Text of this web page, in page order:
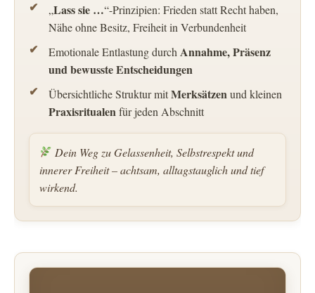
„Lass sie …“-Prinzipien: Frieden statt Recht haben,
Nähe ohne Besitz, Freiheit in Verbundenheit
Emotionale Entlastung durch Annahme, Präsenz
und bewusste Entscheidungen
Übersichtliche Struktur mitMerksätzenund kleinen
Praxisritualenfür jeden Abschnitt
Dein Weg zu Gelassenheit, Selbstrespekt und
innerer Freiheit – achtsam, alltagstauglich und tief
wirkend.